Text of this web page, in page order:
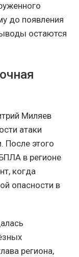
до появления
остаются
Миляев
атаки
После этого
в регионе
когда
опасности в
региона,